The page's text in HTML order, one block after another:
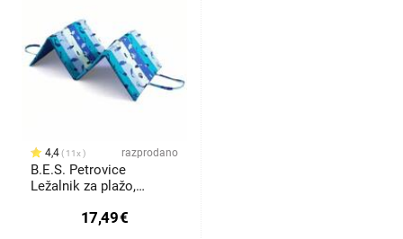
4,4 11x razprodano
B.E.S. Petrovice
Ležalnik za plažo,
17,49€